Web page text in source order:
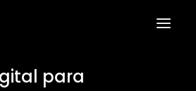
para